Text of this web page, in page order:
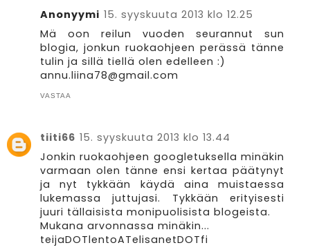
Anonyymi 15. syyskuuta 2013 klo 12.25
Mä oon reilun vuoden seurannut sun
blogia, jonkun ruokaohjeen perässä tänne
tulin ja sillä tiellä olen edelleen :)
annu.liina78@gmail.com
VASTAA
tiiti66 15. syyskuuta 2013 klo 13.44
Jonkin ruokaohjeen googletuksella minäkin
varmaan olen tänne ensi kertaa päätynyt
ja nyt tykkään käydä aina muistaessa
lukemassa juttujasi. Tykkään erityisesti
juuri tällaisista monipuolisista blogeista.
Mukana arvonnassa minäkin...
teijaDOTlentoATelisanetDOTfi